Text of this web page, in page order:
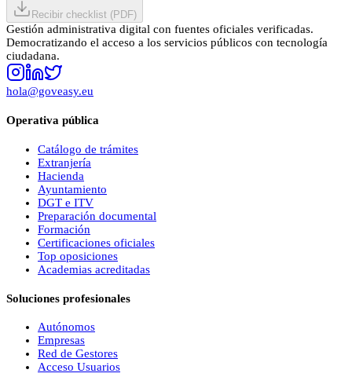
Recibir checklist (PDF)
Gestión administrativa digital con fuentes oficiales verificadas.
Democratizando el acceso a los servicios públicos con tecnología
ciudadana.
hola@goveasy.eu
Operativa pública
Catálogo de trámites
Extranjería
Hacienda
Ayuntamiento
DGT e ITV
Preparación documental
Formación
Certificaciones oficiales
Top oposiciones
Academias acreditadas
Soluciones profesionales
Autónomos
Empresas
Red de Gestores
Acceso Usuarios